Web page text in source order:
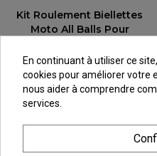
Kit Roulement Biellettes
Moto All Balls Pour
CRF450 R (09-16) - 27-1172
103,03 €
au lieu de 114,48 €
En continuant à utiliser ce
cookies pour améliorer votre
nous aider à comprendre
services.